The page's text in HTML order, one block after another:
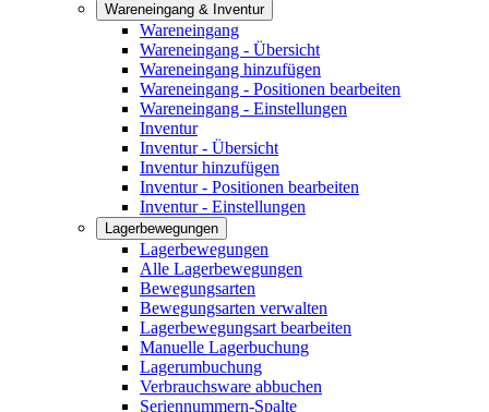
Wareneingang & Inventur
Wareneingang
Wareneingang - Übersicht
Wareneingang hinzufügen
Wareneingang - Positionen bearbeiten
Wareneingang - Einstellungen
Inventur
Inventur - Übersicht
Inventur hinzufügen
Inventur - Positionen bearbeiten
Inventur - Einstellungen
Lagerbewegungen
Lagerbewegungen
Alle Lagerbewegungen
Bewegungsarten
Bewegungsarten verwalten
Lagerbewegungsart bearbeiten
Manuelle Lagerbuchung
Lagerumbuchung
Verbrauchsware abbuchen
Seriennummern-Spalte